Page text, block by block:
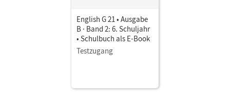
English G 21 • Ausgabe
B · Band 2: 6. Schuljahr
• Schulbuch als E-Book
Testzugang